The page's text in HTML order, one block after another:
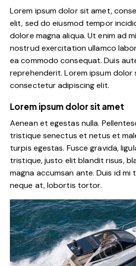
Lorem ipsum dolor sit amet,
elit, sed do eiusmod tempor
dolore magna aliqua. Ut enim ad
nostrud exercitation ullamco
ea commodo consequat. Duis
reprehenderit. Lorem ipsum dolor
consectetur adipiscing elit.
Lorem ipsum dolor sit amet
Aenean et egestas nulla.
tristique senectus et netus et
turpis egestas. Fusce gravida,
tristique, justo elit blandit risus,
magna accumsan ante. Duis id mi
neque at, lobortis tortor.